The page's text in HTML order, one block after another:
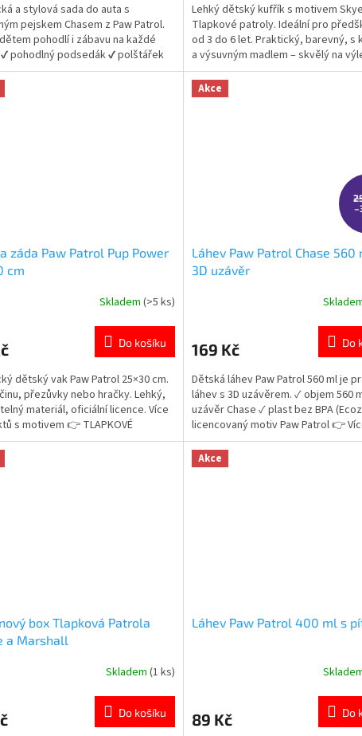
a stylová sada do auta s
pejskem Chasem z Paw Patrol.
pohodlí i zábavu na každé
pohodlný podsedák ✔ polštářek
chránič bezpečnostního pásu ✔
delší jízdy autem 👉 Více
s motivem Paw Patrol
z
5
hvězdiček.
Lehký dětský kufřík s motivem
Tlapkové patroly. Ideální pro
od 3 do 6 let. Praktický, barevný, s
a výsuvným madlem – skvělý na
školky. Rychlé dodání – zboží
produktů s motivem 👉 TLAPKOVÉ
PATROLY
záda Paw Patrol Pup Power
cm
Skladem (>5 ks)
Do košíku
dětský vak Paw Patrol 25×30 cm.
přezůvky nebo hračky. Lehký,
materiál, oficiální licence. Více
s motivem 👉 TLAPKOVÉ
Akce
Láhev Paw Patrol Chase 560
3D uzávěr
je
z
5
hvězdiček.
169 Kč Do
Dětská láhev Paw Patrol 560 ml je
láhev s 3D uzávěrem. ✓ objem 560
uzávěr Chase ✓ plast bez BPA
licencovaný motiv Paw Patrol 👉
produktů Paw Patrol
box Tlapková Patrola
a Marshall
Skladem (1 ks)
Do košíku
Akce
Láhev Paw Patrol 400 ml s
je
89 Kč Do